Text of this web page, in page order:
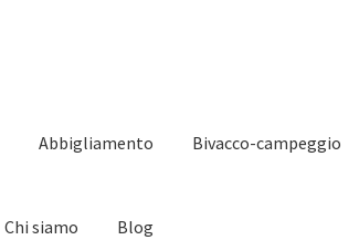
Abbigliamento Bivacco-campeggio
Chi siamo Blog